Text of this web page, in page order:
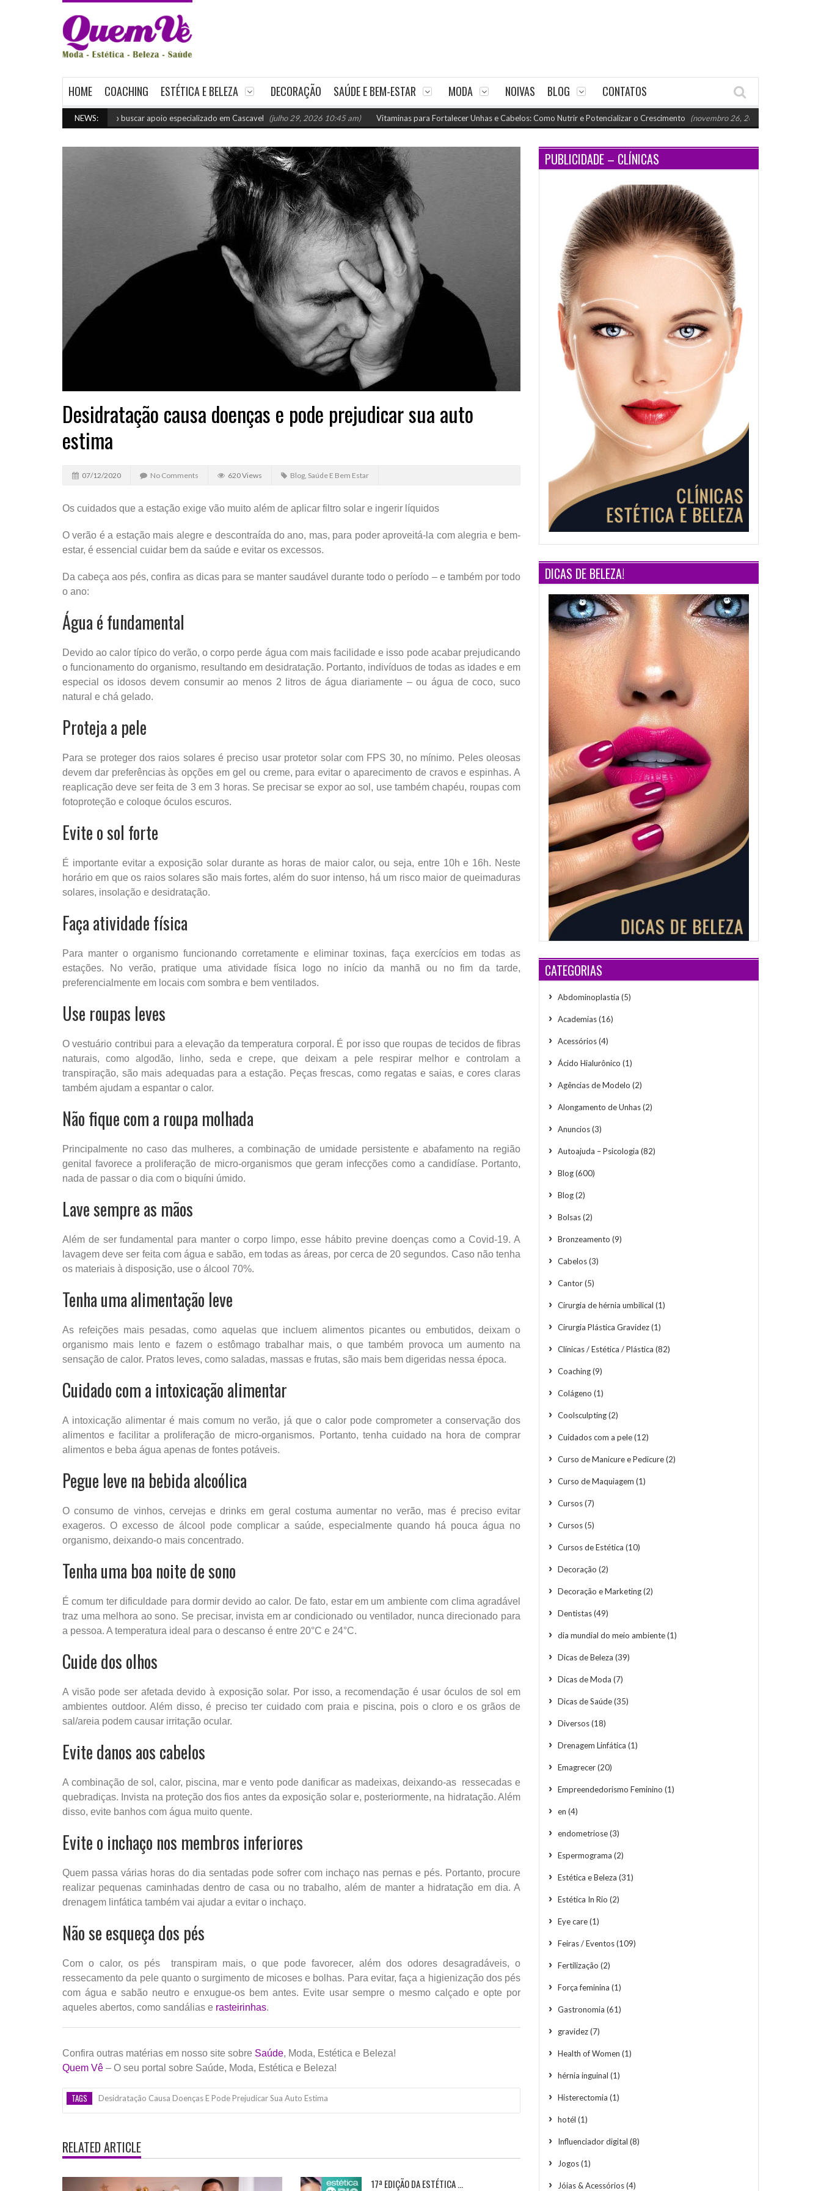
HOME COACHING ESTÉTICA E BELEZA DECORAÇÃO SAÚDE E BEM-ESTAR MODA NOIVAS BLOG CONTATOS
NEWS:
Quando buscar apoio especializado em Cascavel (julho 29, 2026 10:45 am) Vitaminas para Fortalecer Unhas e Cabelos: Como Nutrir e Potencializar o Crescimento (novembro 26, 2024 11:18 am)
Desidratação causa doenças e pode prejudicar sua auto
estima
07/12/2020 No Comments 620 Views Blog, Saúde E Bem Estar
Os cuidados que a estação exige vão muito além de aplicar filtro solar e ingerir líquidos
O verão é a estação mais alegre e descontraída do ano, mas, para poder aproveitá-la com alegria e bem-
estar, é essencial cuidar bem da saúde e evitar os excessos.
Da cabeça aos pés, confira as dicas para se manter saudável durante todo o período – e também por todo
o ano:
Água é fundamental
Devido ao calor típico do verão, o corpo perde água com mais facilidade e isso pode acabar prejudicando
o funcionamento do organismo, resultando em desidratação. Portanto, indivíduos de todas as idades e em
especial os idosos devem consumir ao menos 2 litros de água diariamente – ou água de coco, suco
natural e chá gelado.
Proteja a pele
Para se proteger dos raios solares é preciso usar protetor solar com FPS 30, no mínimo. Peles oleosas
devem dar preferências às opções em gel ou creme, para evitar o aparecimento de cravos e espinhas. A
reaplicação deve ser feita de 3 em 3 horas. Se precisar se expor ao sol, use também chapéu, roupas com
fotoproteção e coloque óculos escuros.
Evite o sol forte
É importante evitar a exposição solar durante as horas de maior calor, ou seja, entre 10h e 16h. Neste
horário em que os raios solares são mais fortes, além do suor intenso, há um risco maior de queimaduras
solares, insolação e desidratação.
Faça atividade física
Para manter o organismo funcionando corretamente e eliminar toxinas, faça exercícios em todas as
estações. No verão, pratique uma atividade física logo no início da manhã ou no fim da tarde,
preferencialmente em locais com sombra e bem ventilados.
Use roupas leves
O vestuário contribui para a elevação da temperatura corporal. É por isso que roupas de tecidos de fibras
naturais, como algodão, linho, seda e crepe, que deixam a pele respirar melhor e controlam a
transpiração, são mais adequadas para a estação. Peças frescas, como regatas e saias, e cores claras
também ajudam a espantar o calor.
Não fique com a roupa molhada
Principalmente no caso das mulheres, a combinação de umidade persistente e abafamento na região
genital favorece a proliferação de micro-organismos que geram infecções como a candidíase. Portanto,
nada de passar o dia com o biquíni úmido.
Lave sempre as mãos
Além de ser fundamental para manter o corpo limpo, esse hábito previne doenças como a Covid-19. A
lavagem deve ser feita com água e sabão, em todas as áreas, por cerca de 20 segundos. Caso não tenha
os materiais à disposição, use o álcool 70%.
Tenha uma alimentação leve
As refeições mais pesadas, como aquelas que incluem alimentos picantes ou embutidos, deixam o
organismo mais lento e fazem o estômago trabalhar mais, o que também provoca um aumento na
sensação de calor. Pratos leves, como saladas, massas e frutas, são mais bem digeridas nessa época.
Cuidado com a intoxicação alimentar
A intoxicação alimentar é mais comum no verão, já que o calor pode comprometer a conservação dos
alimentos e facilitar a proliferação de micro-organismos. Portanto, tenha cuidado na hora de comprar
alimentos e beba água apenas de fontes potáveis.
Pegue leve na bebida alcoólica
O consumo de vinhos, cervejas e drinks em geral costuma aumentar no verão, mas é preciso evitar
exageros. O excesso de álcool pode complicar a saúde, especialmente quando há pouca água no
organismo, deixando-o mais concentrado.
Tenha uma boa noite de sono
É comum ter dificuldade para dormir devido ao calor. De fato, estar em um ambiente com clima agradável
traz uma melhora ao sono. Se precisar, invista em ar condicionado ou ventilador, nunca direcionado para
a pessoa. A temperatura ideal para o descanso é entre 20°C e 24°C.
Cuide dos olhos
A visão pode ser afetada devido à exposição solar. Por isso, a recomendação é usar óculos de sol em
ambientes outdoor. Além disso, é preciso ter cuidado com praia e piscina, pois o cloro e os grãos de
sal/areia podem causar irritação ocular.
Evite danos aos cabelos
A combinação de sol, calor, piscina, mar e vento pode danificar as madeixas, deixando-as ressecadas e
quebradiças. Invista na proteção dos fios antes da exposição solar e, posteriormente, na hidratação. Além
disso, evite banhos com água muito quente.
Evite o inchaço nos membros inferiores
Quem passa várias horas do dia sentadas pode sofrer com inchaço nas pernas e pés. Portanto, procure
realizar pequenas caminhadas dentro de casa ou no trabalho, além de manter a hidratação em dia. A
drenagem linfática também vai ajudar a evitar o inchaço.
Não se esqueça dos pés
Com o calor, os pés transpiram mais, o que pode favorecer, além dos odores desagradáveis, o
ressecamento da pele quanto o surgimento de micoses e bolhas. Para evitar, faça a higienização dos pés
com água e sabão neutro e enxugue-os bem antes. Evite usar sempre o mesmo calçado e opte por
aqueles abertos, como sandálias e rasteirinhas.
Confira outras matérias em nosso site sobre Saúde, Moda, Estética e Beleza!
Quem Vê – O seu portal sobre Saúde, Moda, Estética e Beleza!
TAGS Desidratação Causa Doenças E Pode Prejudicar Sua Auto Estima
RELATED ARTICLE
17ª EDIÇÃO DA ESTÉTICA ...
PUBLICIDADE – CLÍNICAS
DICAS DE BELEZA!
CATEGORIAS
Abdominoplastia (5)
Academias(16)
Acessórios(4)
Ácido Hialurônico (1)
Agências de Modelo (2)
Alongamento de Unhas(2)
Anuncios(3)
Autoajuda – Psicologia (82)
Blog(600)
Blog(2)
Bolsas(2)
Bronzeamento (9)
Cabelos(3)
Cantor(5)
Cirurgia de hérnia umbilical (1)
Cirurgia Plástica Gravidez(1)
Clínicas / Estética / Plástica (82)
Coaching(9)
Colágeno (1)
Coolsculpting(2)
Cuidados com a pele(12)
Curso de Manicure e Pedicure(2)
Curso de Maquiagem (1)
Cursos(7)
Cursos(5)
Cursos de Estética (10)
Decoração (2)
Decoração e Marketing(2)
Dentistas(49)
dia mundial do meio ambiente(1)
Dicas de Beleza (39)
Dicas de Moda (7)
Dicas de Saúde(35)
Diversos(18)
Drenagem Linfática (1)
Emagrecer(20)
Empreendedorismo Feminino (1)
en (4)
endometriose(3)
Espermograma (2)
Estética e Beleza (31)
Estética In Rio (2)
Eye care(1)
Feiras / Eventos(109)
Fertilização (2)
Força feminina (1)
Gastronomia (61)
gravidez(7)
Health of Women (1)
hérnia inguinal (1)
Histerectomia (1)
hotél (1)
Influenciador digital (8)
Jogos(1)
Jóias & Acessórios(4)